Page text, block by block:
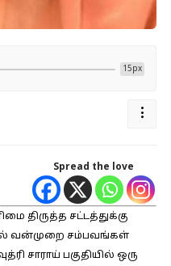
15px
Spread the love
திருத்த சட்டத்துக்கு
வன்முறை சம்பவங்கள்
சாராய் பகுதியில் ஒரு